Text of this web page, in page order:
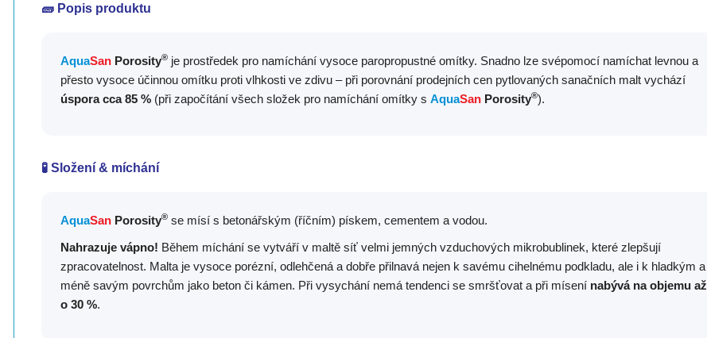
🧱 Popis produktu
AquaSan Porosity® je prostředek pro namíchání vysoce paropropustné omítky. Snadno lze svépomocí namíchat levnou a
přesto vysoce účinnou omítku proti vlhkosti ve zdivu – při porovnání prodejních cen pytlovaných sanačních malt vychází
úspora cca 85 % (při započítání všech složek pro namíchání omítky s AquaSan Porosity®).
🧪 Složení & míchání
AquaSan Porosity® se mísí s betonářským (říčním) pískem, cementem a vodou.
Nahrazuje vápno! Během míchání se vytváří v maltě síť velmi jemných vzduchových mikrobublinek, které zlepšují
zpracovatelnost. Malta je vysoce porézní, odlehčená a dobře přilnavá nejen k savému cihelnému podkladu, ale i k hladkým a
méně savým povrchům jako beton či kámen. Při vysychání nemá tendenci se smršťovat a při mísení nabývá na objemu až
o 30 %.